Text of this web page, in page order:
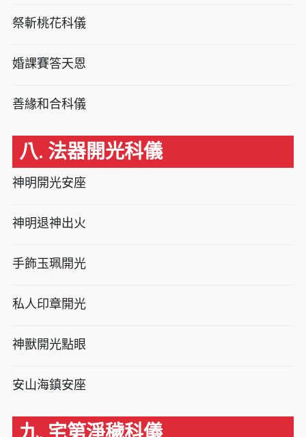
祭斬桃花科儀
婚課賽答天恩
善緣和合科儀
八. 法器開光科儀
神明開光安座
神明退神出火
手飾玉珮開光
私人印章開光
神獸開光點眼
安山海鎮安座